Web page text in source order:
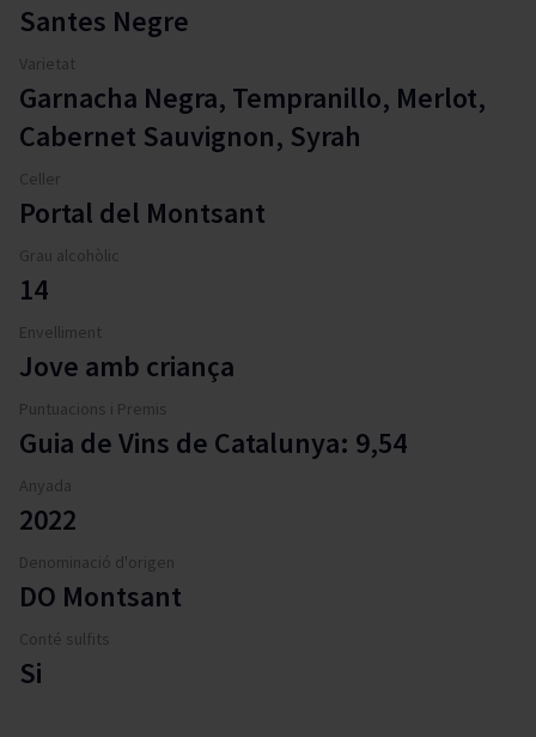
Santes Negre
Varietat
Garnacha Negra, Tempranillo, Merlot,
Cabernet Sauvignon, Syrah
Celler
Portal del Montsant
Grau alcohòlic
14
Envelliment
Jove amb criança
Puntuacions i Premis
Guia de Vins de Catalunya: 9,54
Anyada
2022
Denominació d'origen
DO Montsant
Conté sulfits
Si